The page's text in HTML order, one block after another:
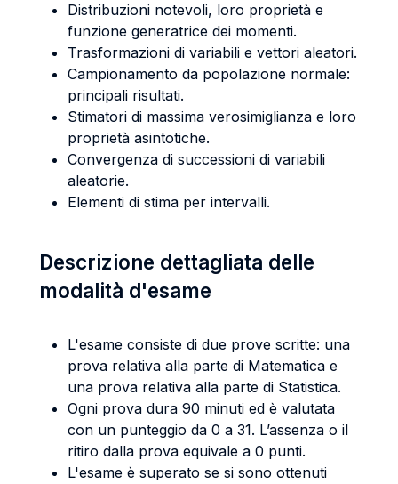
Distribuzioni notevoli, loro proprietà e
funzione generatrice dei momenti.
Trasformazioni di variabili e vettori aleatori.
Campionamento da popolazione normale:
principali risultati.
Stimatori di massima verosimiglianza e loro
proprietà asintotiche.
Convergenza di successioni di variabili
aleatorie.
Elementi di stima per intervalli.
Descrizione dettagliata delle
modalità d'esame
L'esame consiste di due prove scritte: una
prova relativa alla parte di Matematica e
una prova relativa alla parte di Statistica.
Ogni prova dura 90 minuti ed è valutata
con un punteggio da 0 a 31. L’assenza o il
ritiro dalla prova equivale a 0 punti.
L'esame è superato se si sono ottenuti